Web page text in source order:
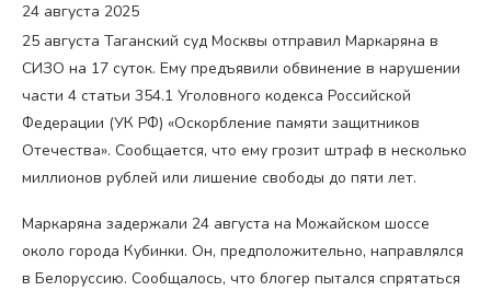
24 августа 2025
25 августа Таганский суд Москвы отправил Маркаряна в
СИЗО на 17 суток. Ему предъявили обвинение в нарушении
части 4 статьи 354.1 Уголовного кодекса Российской
Федерации (УК РФ) «Оскорбление памяти защитников
Отечества». Сообщается, что ему грозит штраф в несколько
миллионов рублей или лишение свободы до пяти лет.
Маркаряна задержали 24 августа на Можайском шоссе
около города Кубинки. Он, предположительно, направлялся
в Белоруссию. Сообщалось, что блогер пытался спрятаться